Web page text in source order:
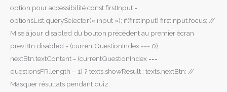
option pour accessibilité const firstInput =
optionsList.querySelector(« input »); if(firstInput) firstInput.focus; //
Mise à jour disabled du bouton précédent au premier écran
prevBtn.disabled = (currentQuestionIndex === 0);
nextBtn.textContent = (currentQuestionIndex ===
questionsFR.length – 1) ? texts.showResult : texts.nextBtn; //
Masquer résultats pendant quiz